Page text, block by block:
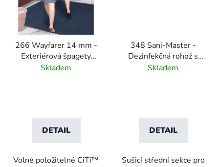
266 Wayfarer 14 mm -
Exteriérová špagety
rohož bez podkladu -
Skladem
DETAIL
Volně položitelné CiTi™
348 Sani-Master -
Dezinfekčná rohož s
vysúšacou vstupnou
Skladem
DETAIL
Sušicí střední sekce pro